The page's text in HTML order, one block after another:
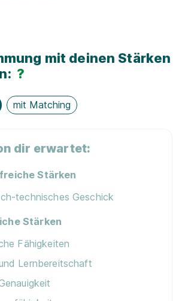
GmbH
mit deinen Stärken
?
mit Matching
dir erwartet:
Stärken
technisches Geschick
Stärken
Fähigkeiten
Lernbereitschaft